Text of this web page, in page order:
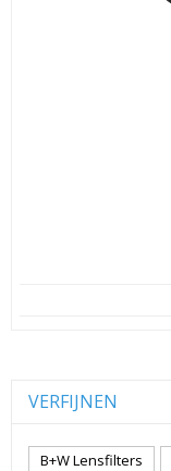
VERFIJNEN
B+W Lensfilters